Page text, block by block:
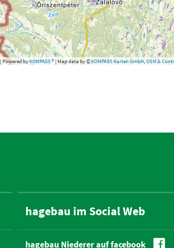
| Powered byKOMPASS ® | Map data by ©KOMPASS Karten GmbH,OSM &
hagebau im Social Web
hagebau Niederer auf facebook 